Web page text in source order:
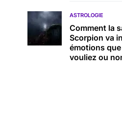
ASTROLOGIE
Comment la
Scorpion va
émotions
vouliez ou